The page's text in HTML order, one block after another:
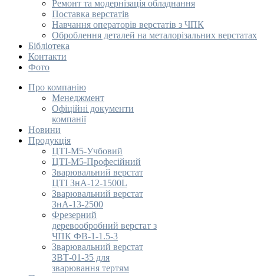
Ремонт та модернізація обладнання
Поставка верстатів
Навчання операторів верстатів з ЧПК
Оброблення деталей на металорізальних верстатах
Бібліотека
Контакти
Фото
Про компанію
Менеджмент
Офіційні документи
компанії
Новини
Продукція
ЦТІ-М5-Учбовий
ЦТІ-М5-Професійний
Зварювальний верстат
ЦТІ ЗнА-12-1500L
Зварювальний верстат
ЗнА-13-2500
Фрезерний
деревообробний верстат з
ЧПК ФВ-1-1.5-3
Зварювальний верстат
ЗВТ-01-35 для
зварювання тертям